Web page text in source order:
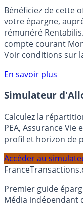
🎁 Bon plan
Bénéficiez de cette
votre épargne,
rémunéré Rentabilis.
Voir conditions sur
En savoir plus
Simulateur
Calculez la
profil et horizon de
France